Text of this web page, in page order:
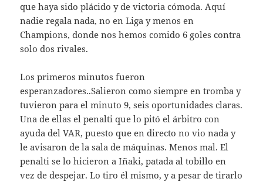
que haya sido plácido y de victoria cómoda. Aquí
nadie regala nada, no en Liga y menos en
Champions, donde nos hemos comido 6 goles contra
solo dos rivales.
Los primeros minutos fueron
esperanzadores..Salieron como siempre en tromba y
tuvieron para el minuto 9, seis oportunidades claras.
Una de ellas el penalti que lo pitó el árbitro con
ayuda del VAR, puesto que en directo no vio nada y
le avisaron de la sala de máquinas. Menos mal. El
penalti se lo hicieron a Iñaki, patada al tobillo en
vez de despejar. Lo tiro él mismo, y a pesar de tirarlo